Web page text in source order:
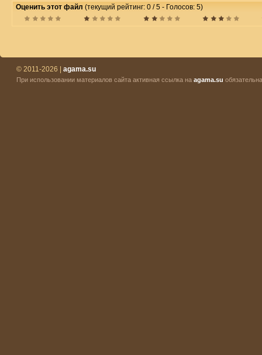
Оценить этот файл (текущий рейтинг: 0 / 5 - Голосов: 5)
© 2011-2026 | agama.su
При использовании материалов сайта активная ссылка на agama.su